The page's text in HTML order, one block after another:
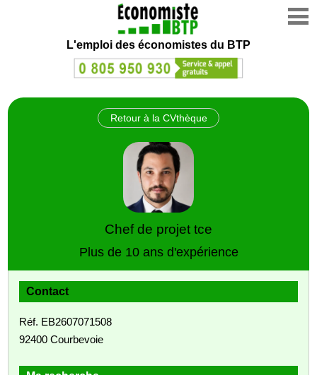
L'emploi des économistes du BTP
Retour à la CVthèque
Chef de projet tce
Plus de 10 ans d'expérience
Contact
Réf. EB2607071508
92400 Courbevoie